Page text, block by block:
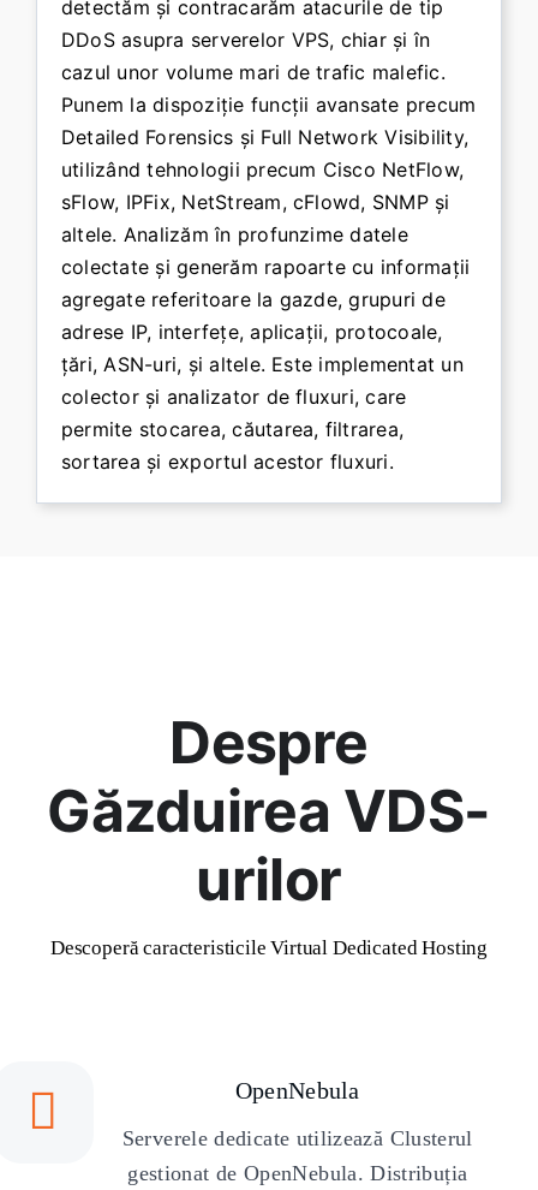
detectăm și contracarăm atacurile de tip
DDoS asupra serverelor VPS, chiar și în
cazul unor volume mari de trafic malefic.
Punem la dispoziție funcții avansate precum
Detailed Forensics și Full Network Visibility,
utilizând tehnologii precum Cisco NetFlow,
sFlow, IPFix, NetStream, cFlowd, SNMP și
altele. Analizăm în profunzime datele
colectate și generăm rapoarte cu informații
agregate referitoare la gazde, grupuri de
adrese IP, interfețe, aplicații, protocoale,
țări, ASN-uri, și altele. Este implementat un
colector și analizator de fluxuri, care
permite stocarea, căutarea, filtrarea,
sortarea și exportul acestor fluxuri.
Despre
Găzduirea VDS-
urilor
Descoperă caracteristicile Virtual Dedicated Hosting
OpenNebula
Serverele dedicate utilizează Clusterul
gestionat de OpenNebula. Distribuția